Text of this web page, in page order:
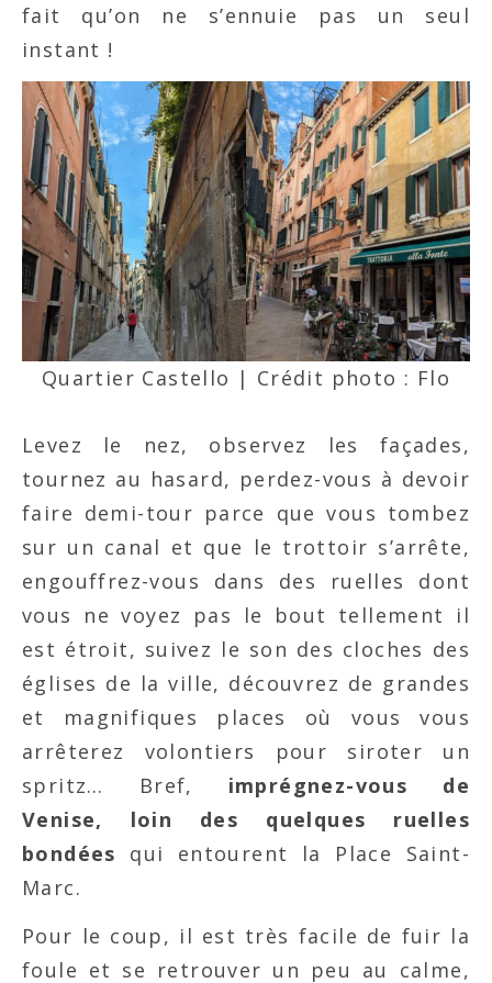
fait qu’on ne s’ennuie pas un seul
instant !
Quartier Castello | Crédit photo : Flo
Levez le nez, observez les façades,
tournez au hasard, perdez-vous à devoir
faire demi-tour parce que vous tombez
sur un canal et que le trottoir s’arrête,
engouffrez-vous dans des ruelles dont
vous ne voyez pas le bout tellement il
est étroit, suivez le son des cloches des
églises de la ville, découvrez de grandes
et magnifiques places où vous vous
arrêterez volontiers pour siroter un
spritz… Bref, imprégnez-vous de
Venise, loin des quelques ruelles
bondées qui entourent la Place Saint-
Marc.
Pour le coup, il est très facile de fuir la
foule et se retrouver un peu au calme,